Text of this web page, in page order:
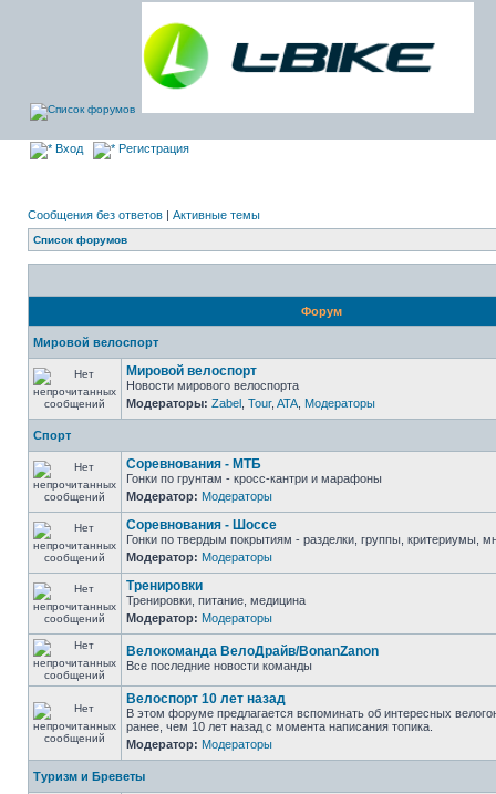
Вход Регистрация
Сообщения без ответов | Активные темы
Список форумов
Форум
Мировой велоспорт
Мировой велоспорт
Новости мирового велоспорта
Модераторы: Zabel Tour, ATA Модераторы
Спорт
Соревнования - МТБ
Гонки по грунтам - кросс-кантри и марафоны
Модератор: Модераторы
Соревнования - Шоссе
Гонки по твердым покрытиям - разделки, группы, критериумы,
Модератор: Модераторы
Тренировки
Тренировки, питание, медицина
Модератор: Модераторы
Велокоманда ВелоДрайв/BonanZanon
Все последние новости команды
Велоспорт 10 лет назад
В этом форуме предлагается вспоминать об интересных
ранее, чем 10 лет назад с момента написания топика.
Модератор: Модераторы
Туризм и Бреветы